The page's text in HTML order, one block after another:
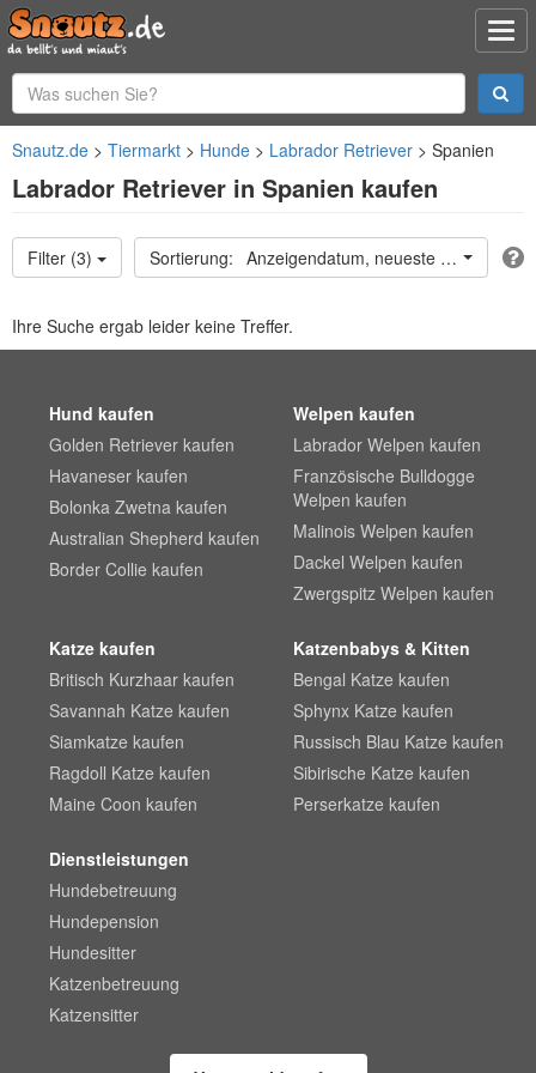
Snautz.de Tiermarkt Hunde Labrador Retriever Spanien
Labrador Retriever in Spanien kaufen
Filter (3) Anzeigendatum, neueste oben
Ihre Suche ergab leider keine Treffer.
Hund kaufen
Golden Retriever kaufen
Havaneser kaufen
Bolonka Zwetna kaufen
Australian Shepherd kaufen
Border Collie kaufen
Welpen kaufen
Labrador Welpen kaufen
Französische Bulldogge
Welpen kaufen
Malinois Welpen kaufen
Dackel Welpen kaufen
Zwergspitz Welpen kaufen
Katze kaufen
Britisch Kurzhaar kaufen
Savannah Katze kaufen
Siamkatze kaufen
Ragdoll Katze kaufen
Maine Coon kaufen
Katzenbabys & Kitten
Bengal Katze kaufen
Sphynx Katze kaufen
Russisch Blau Katze kaufen
Sibirische Katze kaufen
Perserkatze kaufen
Dienstleistungen
Hundebetreuung
Hundepension
Hundesitter
Katzenbetreuung
Katzensitter